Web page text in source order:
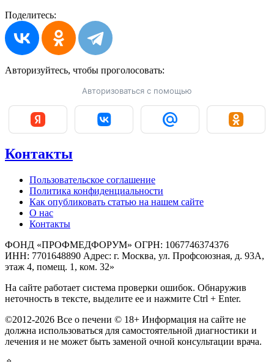
Поделитесь:
Авторизуйтесь, чтобы проголосовать:
Авторизоваться с помощью
Контакты
Пользовательское соглашение
Политика конфиденциальности
Как опубликовать статью на нашем сайте
О нас
Контакты
ФОНД «ПРОФМЕДФОРУМ» ОГРН: 1067746374376
ИНН: 7701648890 Адрес: г. Москва, ул. Профсоюзная, д. 93А,
этаж 4, помещ. 1, ком. 32»
На сайте работает система проверки ошибок. Обнаружив
неточность в тексте, выделите ее и нажмите Ctrl + Enter.
©2012-2026 Все о печени © 18+ Информация на сайте не
должна использоваться для самостоятельной диагностики и
лечения и не может быть заменой очной консультации врача.